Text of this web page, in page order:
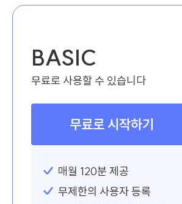
BASIC
무료로 사용할 수 있습니다
무료로 시작하기
매월 120분 제공
무제한의 사용자 등록